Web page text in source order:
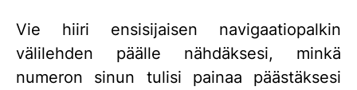
Vie hiiri ensisijaisen navigaatiopalkin
välilehden päälle nähdäksesi, minkä
numeron sinun tulisi painaa päästäksesi